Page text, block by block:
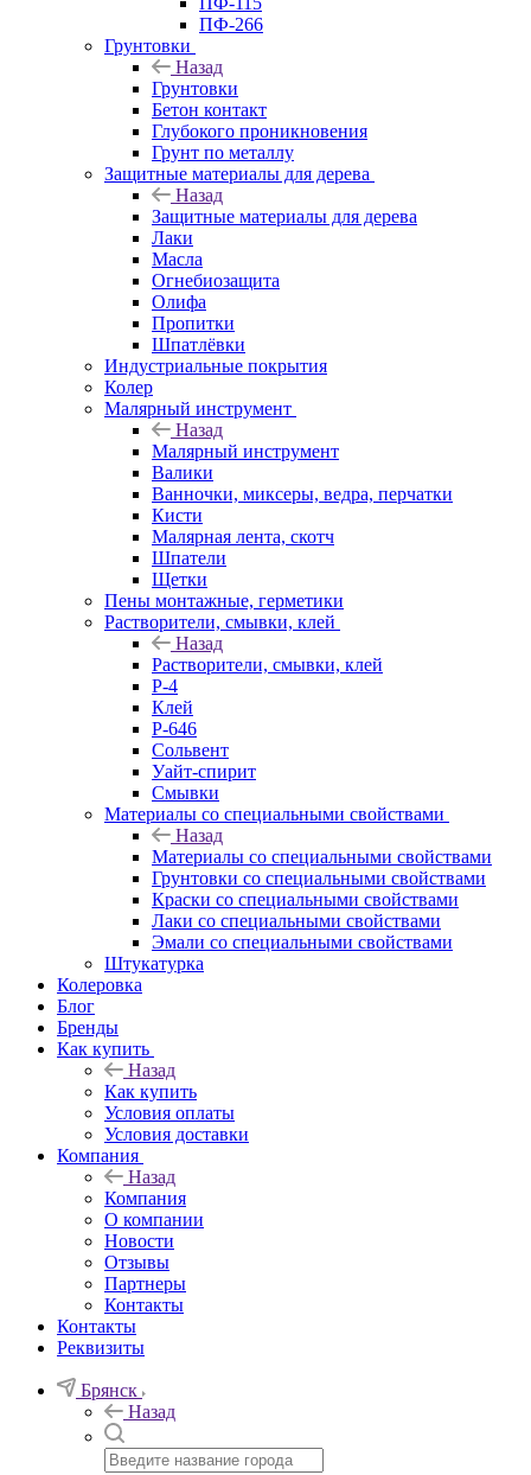
ПФ-266
Грунтовки
Назад
Грунтовки
Бетон контакт
Глубокого проникновения
Грунт по металлу
Защитные материалы для дерева
Назад
Защитные материалы для дерева
Лаки
Масла
Огнебиозащита
Олифа
Пропитки
Шпатлёвки
Индустриальные покрытия
Колер
Малярный инструмент
Назад
Малярный инструмент
Валики
Ванночки, миксеры, ведра, перчатки
Кисти
Малярная лента, скотч
Шпатели
Щетки
Пены монтажные, герметики
Растворители, смывки, клей
Назад
Растворители, смывки, клей
Р-4
Клей
Р-646
Сольвент
Уайт-спирит
Смывки
Материалы со специальными свойствами
Назад
Материалы со специальными свойствами
Грунтовки со специальными свойствами
Краски со специальными свойствами
Лаки со специальными свойствами
Эмали со специальными свойствами
Штукатурка
Колеровка
Блог
Бренды
Как купить
Назад
Как купить
Условия оплаты
Условия доставки
Компания
Назад
Компания
О компании
Новости
Отзывы
Партнеры
Контакты
Контакты
Реквизиты
Брянск
Назад